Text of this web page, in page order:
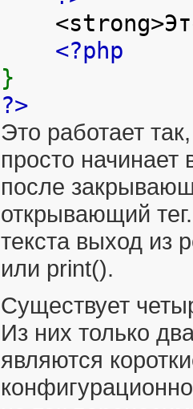
<?php
}
?>
Это работает
просто начинает
после
открывающий
текста выход из
или print().
Существует
Из них только
являются